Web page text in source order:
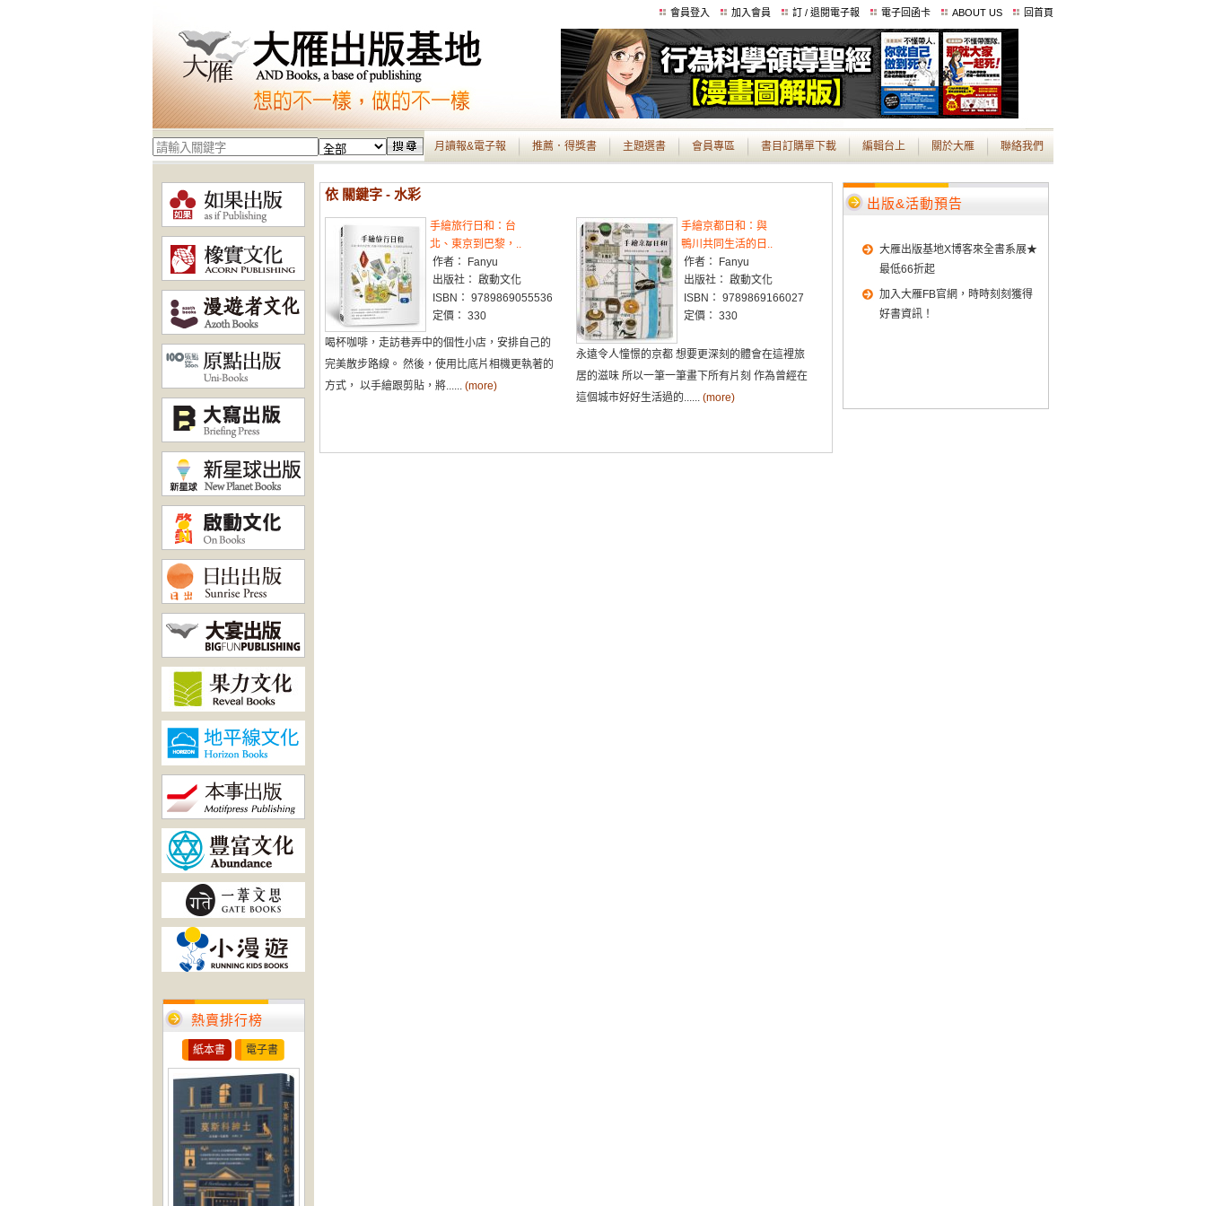
會員登入 加入會員 訂 / 退閱電子報 電子回函卡 ABOUT US 回首頁
月讀報&電子報 推薦．得獎書 主題選書 會員專區 書目訂購單下載 編輯台上 關於大雁 聯絡我們
熱賣排行榜
紙本書 電子書
依 關鍵字 - 水彩
手繪旅行日和：台
北、東京到巴黎，..
作者： Fanyu
出版社： 啟動文化
ISBN： 9789869055536
定價： 330
喝杯咖啡，走訪巷弄中的個性小店，安排自己的
完美散步路線。 然後，使用比底片相機更執著的
方式， 以手繪跟剪貼，將...... (more)
手繪京都日和：與
鴨川共同生活的日..
作者： Fanyu
出版社： 啟動文化
ISBN： 9789869166027
定價： 330
永遠令人憧憬的京都 想要更深刻的體會在這裡旅
居的滋味 所以一筆一筆畫下所有片刻 作為曾經在
這個城市好好生活過的...... (more)
出版&活動預告
大雁出版基地X博客來全書系展★
最低66折起
加入大雁FB官網，時時刻刻獲得
好書資訊！